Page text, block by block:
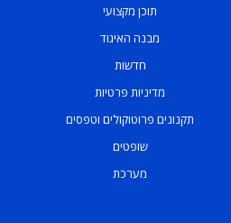
תוכן מקצועי
מבנה האיגוד
חדשות
מדיניות פרטיות
תקנונים פרוטוקולים וטפסים
שופטים
מערכת